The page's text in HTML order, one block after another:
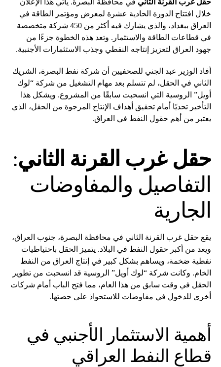
حقل غرب القرنة الثاني في محافظة البصرة. يأتي هذا الإعلان
خلال افتتاح الدورة الحادية عشرة لمعرض ومؤتمر الطاقة في
العراق ببغداد، والذي يشارك فيه أكثر من 450 شركة متخصصة
في قطاعات الطاقة والاستثمار. وتعد هذه الخطوة جزءًا من
جهود العراق لتعزيز إنتاجه النفطي وجذب الاستثمارات الأجنبية.
أفاد الوزير عبد الجني للصحفيين أن شركة نفط البصرة، الشريك
الثاني في الحقل، لم تتسلم بعد مهام التشغيل من شركة “لوك
أويل” الروسية التي انسحبت سابقًا من المشروع. ويشكل هذا
التأخير تحديًا أمام تحقيق أهداف الإنتاج المرجوة من الحقل، الذي
يعتبر من أهم حقول النفط في العراق.
حقل غرب القرنة الثاني:
التفاصيل والمفاوضات
الجارية
يقع حقل غرب القرنة الثاني في محافظة البصرة، جنوب العراق،
ويعد من أكبر حقول النفط في البلاد. يتميز الحقل باحتياطيات
نفطية ضخمة، ويساهم بشكل كبير في إنتاج العراق من النفط
الخام. وكانت شركة “لوك أويل” الروسية قد انسحبت من تطوير
الحقل في وقت سابق من هذا العام، مما فتح الباب أمام شركات
أخرى للدخول في مفاوضات للاستحواذ على حصتها.
أهمية الاستثمار الأجنبي في
قطاع النفط العراقي